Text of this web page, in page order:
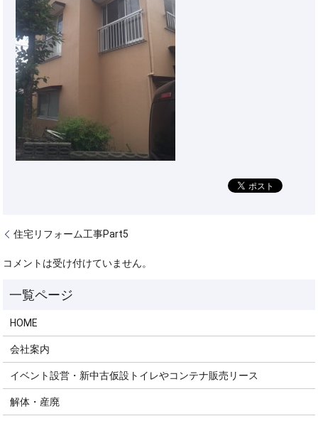
住宅リフォーム工事Part5
コメントは受け付けていません。
HOME
会社案内
イベント設営・新中古仮設トイレやコンテナ販売リース
解体・産廃